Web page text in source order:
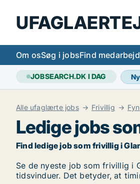
Om osSøg i jobsFind
JOBSEARCH.DK I DAG
Alle ufaglærte jobs Frivillig Fyn
Ledige jobs
Find ledige job som frivillig i
Se de nyeste job som frivillig i
tidsvinduer. Det betyder, at